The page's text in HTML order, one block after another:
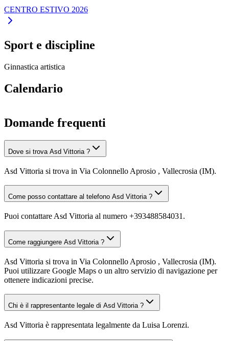
CENTRO ESTIVO 2026
Sport e discipline
Ginnastica artistica
Calendario
Domande frequenti
Dove si trova Asd Vittoria ?
Asd Vittoria si trova in Via Colonnello Aprosio , Vallecrosia (IM).
Come posso contattare al telefono Asd Vittoria ?
Puoi contattare Asd Vittoria al numero +393488584031.
Come raggiungere Asd Vittoria ?
Asd Vittoria si trova in Via Colonnello Aprosio , Vallecrosia (IM).
Puoi utilizzare Google Maps o un altro servizio di navigazione per
ottenere indicazioni precise.
Chi è il rappresentante legale di Asd Vittoria ?
Asd Vittoria è rappresentata legalmente da Luisa Lorenzi.